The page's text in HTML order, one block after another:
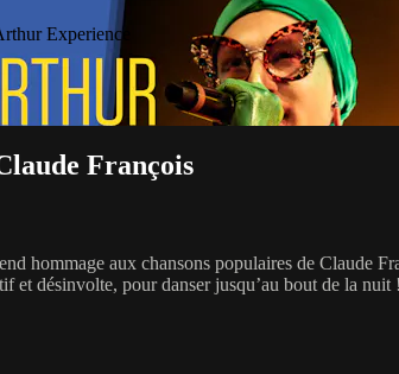
Experience
François
hommage aux chansons populaires de Claude
et désinvolte, pour danser jusqu’au bout de la